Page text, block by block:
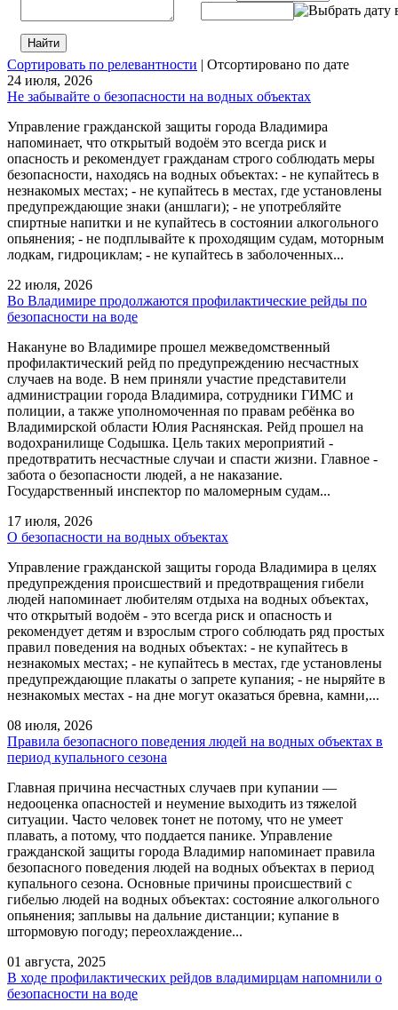
Сортировать по релевантности | Отсортировано по дате
24 июля, 2026
Не забывайте о безопасности на водных объектах
Управление гражданской защиты города Владимира
напоминает, что открытый водоём это всегда риск и
опасность и рекомендует гражданам строго соблюдать меры
безопасности, находясь на водных объектах: - не купайтесь в
незнакомых местах; - не купайтесь в местах, где установлены
предупреждающие знаки (аншлаги); - не употребляйте
спиртные напитки и не купайтесь в состоянии алкогольного
опьянения; - не подплывайте к проходящим судам, моторным
лодкам, гидроциклам; - не купайтесь в заболоченных...
22 июля, 2026
Во Владимире продолжаются профилактические рейды по
безопасности на воде
Накануне во Владимире прошел межведомственный
профилактический рейд по предупреждению несчастных
случаев на воде. В нем приняли участие представители
администрации города Владимира, сотрудники ГИМС и
полиции, а также уполномоченная по правам ребёнка во
Владимирской области Юлия Раснянская. Рейд прошел на
водохранилище Содышка. Цель таких мероприятий -
предотвратить несчастные случаи и спасти жизни. Главное -
забота о безопасности людей, а не наказание.
Государственный инспектор по маломерным судам...
17 июля, 2026
О безопасности на водных объектах
Управление гражданской защиты города Владимира в целях
предупреждения происшествий и предотвращения гибели
людей напоминает любителям отдыха на водных объектах,
что открытый водоём - это всегда риск и опасность и
рекомендует детям и взрослым строго соблюдать ряд простых
правил поведения на водных объектах: - не купайтесь в
незнакомых местах; - не купайтесь в местах, где установлены
предупреждающие плакаты о запрете купания; - не ныряйте в
незнакомых местах - на дне могут оказаться бревна, камни,...
08 июля, 2026
Правила безопасного поведения людей на водных объектах в
период купального сезона
Главная причина несчастных случаев при купании —
недооценка опасностей и неумение выходить из тяжелой
ситуации. Часто человек тонет не потому, что не умеет
плавать, а потому, что поддается панике. Управление
гражданской защиты города Владимир напоминает правила
безопасного поведения людей на водных объектах в период
купального сезона. Основные причины происшествий с
гибелью людей на водных объектах: состояние алкогольного
опьянения; заплывы на дальние дистанции; купание в
штормовую погоду; переохлаждение...
01 августа, 2025
В ходе профилактических рейдов владимирцам напомнили о
безопасности на воде